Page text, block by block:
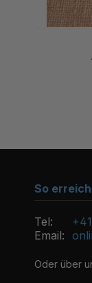
So
Tel:
Email:
Oder über